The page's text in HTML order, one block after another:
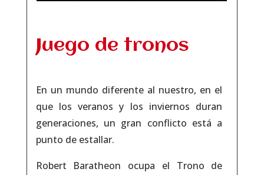
Juego de tronos
En un mundo diferente al nuestro, en el
que los veranos y los inviernos duran
generaciones, un gran conflicto está a
punto de estallar.
Robert Baratheon ocupa el Trono de